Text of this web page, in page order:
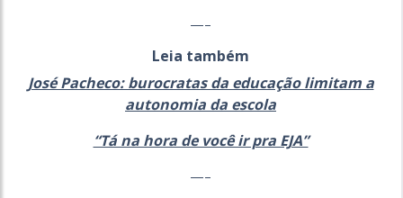
—–
Leia também
José Pacheco: burocratas da educação limitam a
autonomia da escola
“Tá na hora de você ir pra EJA”
—–